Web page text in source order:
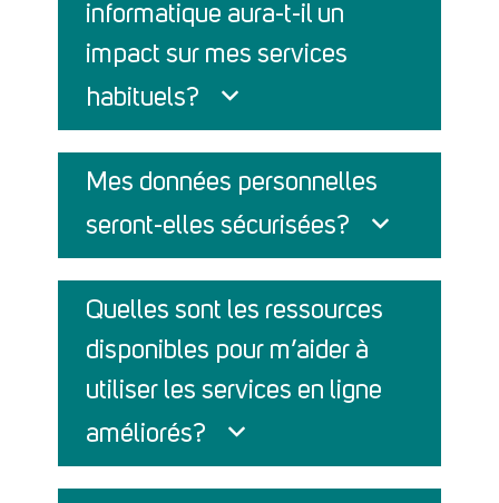
informatique aura-t-il un
impact sur mes services
habituels?
Mes données personnelles
seront-elles sécurisées?
Quelles sont les ressources
disponibles pour m’aider à
utiliser les services en ligne
améliorés?